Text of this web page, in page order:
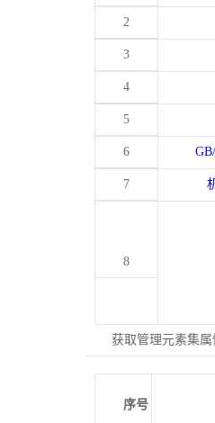
2
3
4
5
6
7
8
获取管理元素集
序号